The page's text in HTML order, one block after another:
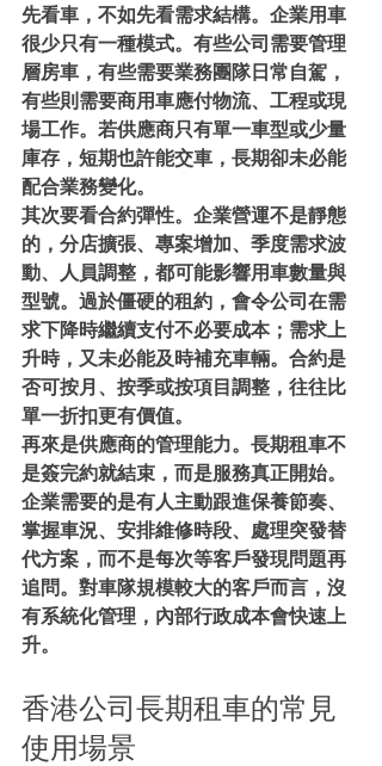
先看車，不如先看需求結構。企業用車
很少只有一種模式。有些公司需要管理
層房車，有些需要業務團隊日常自駕，
有些則需要商用車應付物流、工程或現
場工作。若供應商只有單一車型或少量
庫存，短期也許能交車，長期卻未必能
配合業務變化。
其次要看合約彈性。企業營運不是靜態
的，分店擴張、專案增加、季度需求波
動、人員調整，都可能影響用車數量與
型號。過於僵硬的租約，會令公司在需
求下降時繼續支付不必要成本；需求上
升時，又未必能及時補充車輛。合約是
否可按月、按季或按項目調整，往往比
單一折扣更有價值。
再來是供應商的管理能力。長期租車不
是簽完約就結束，而是服務真正開始。
企業需要的是有人主動跟進保養節奏、
掌握車況、安排維修時段、處理突發替
代方案，而不是每次等客戶發現問題再
追問。對車隊規模較大的客戶而言，沒
有系統化管理，內部行政成本會快速上
升。
香港公司長期租車的常見
使用場景